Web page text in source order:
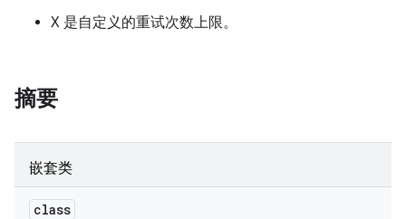
X 是自定义的重试次数上限。
摘要
嵌套类
class